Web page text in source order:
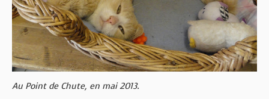
Au Point de Chute, en mai 2013.